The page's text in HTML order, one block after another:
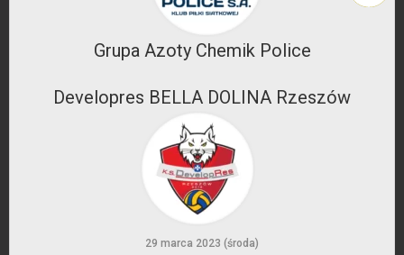
Grupa Azoty Chemik Police
Developres BELLA DOLINA Rzeszów
29 marca 2023 (środa)